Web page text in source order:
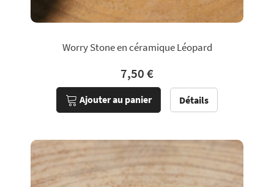
Worry Stone en céramique Léopard
7,50 €
Ajouter au panier Détails